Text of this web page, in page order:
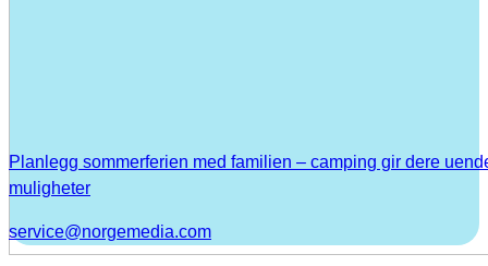
Planlegg sommerferien med familien – camping gir dere
muligheter
service@norgemedia.com